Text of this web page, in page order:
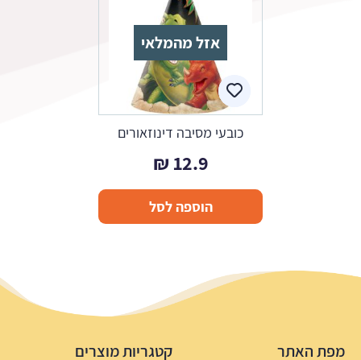
אזל מהמלאי
כובעי מסיבה דינוזאורים
12.9
₪
הוספה לסל
מפת האתר קטגריות מוצרים